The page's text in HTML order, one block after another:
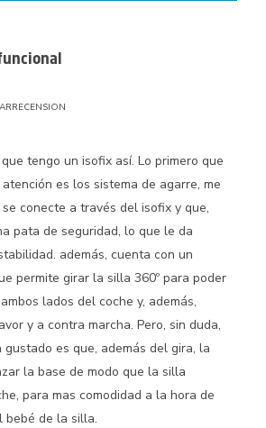
tengo un isofix así. Lo primero que
es los sistema de agarre, me
conecte a través del isofix y que,
pata de seguridad, lo que le da
además, cuenta con un
permite girar la silla 360º para poder
lados del coche y, además,
y a contra marcha. Pero, sin duda,
gustado es que, además del gira, la
la base de modo que la silla
para mas comodidad a la hora de
bebé de la silla.